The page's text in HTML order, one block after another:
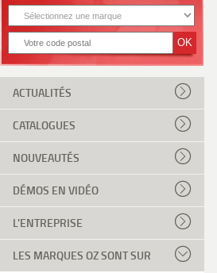
ACTUALITÉS
CATALOGUES
NOUVEAUTÉS
DÉMOS EN VIDÉO
L'ENTREPRISE
LES MARQUES OZ SONT SUR